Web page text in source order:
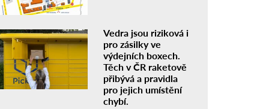
Vedra jsou riziková i
pro zásilky ve
výdejních boxech.
Těch v ČR raketově
přibývá a pravidla
pro jejich umístění
chybí.